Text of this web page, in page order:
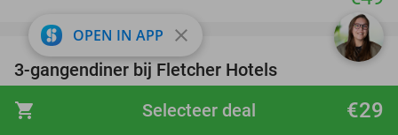
shopping_cart €29
Selecteer deal
favorite_border
3-gangendiner bij Fletcher Hotels
Fletcher Hotels
Callantsoog (+ meerdere locaties)
OPEN IN APP close